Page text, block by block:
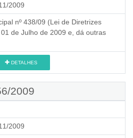
2009
nº 438/09 (Lei de Diretrizes
de Julho de 2009 e, dá outras
DETALHES
2009
2009